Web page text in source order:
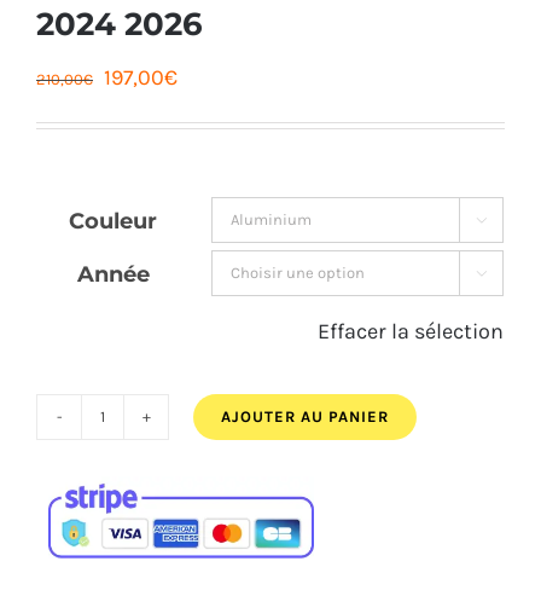
2024 2026
210,00€ Le
210,00€.
197,00€Le
est :
197,00€.
Couleur 
Année 
Effacer la sélection
quantité
JEU
DE
AJOUTER AU PANIER